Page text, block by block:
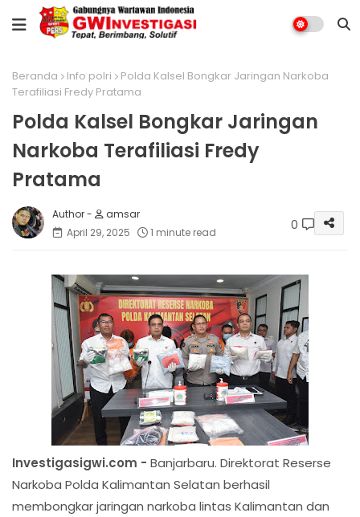
Beranda Info polri
Polda Kalsel Bongkar Jaringan Narkoba
Terafiliasi Fredy Pratama
Polda Kalsel Bongkar Jaringan
Narkoba Terafiliasi Fredy
Pratama
amsar
April 29, 2025
1 minute read 0
Investigasigwi.com - Banjarbaru. Direktorat Reserse
Narkoba Polda Kalimantan Selatan berhasil
membongkar jaringan narkoba lintas Kalimantan dan